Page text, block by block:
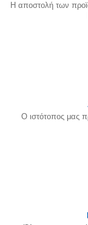
Η αποστολή των
Ο ιστότοπος μας